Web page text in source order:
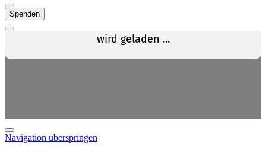
Spenden
Navigation überspringen